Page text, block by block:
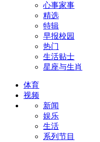
心事家事
精选
特辑
早报校园
热门
生活贴士
星座与生肖
体育
视频
新闻
娱乐
生活
系列节目